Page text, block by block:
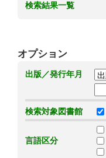
検索結果一覧
オプション
出版／発行年月
検索対象図書館
言語区分